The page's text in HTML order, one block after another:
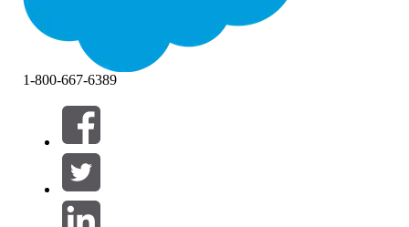
Filtros (0)
SELECCIONAR FILTROS
Área de productos
1-800-667-6389